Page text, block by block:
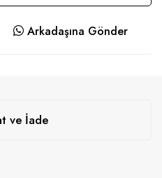
Arkadaşına Gönder
ve İade